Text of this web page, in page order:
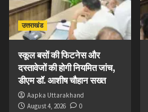
उत्तराखंड
स्कूल बसों की फिटनेस और
दस्तावेजों की होगी नियमित जांच,
डीएम डॉ. आशीष चौहान सख्त
Aapka Uttarakhand
August 4, 2026
0